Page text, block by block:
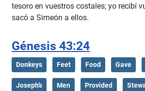
tesoro en vuestros costales; yo recibí
sacó a Simeón a ellos.
Génesis 43:24
Donkeys Feet Food Gave
Joseph’s Men Provided